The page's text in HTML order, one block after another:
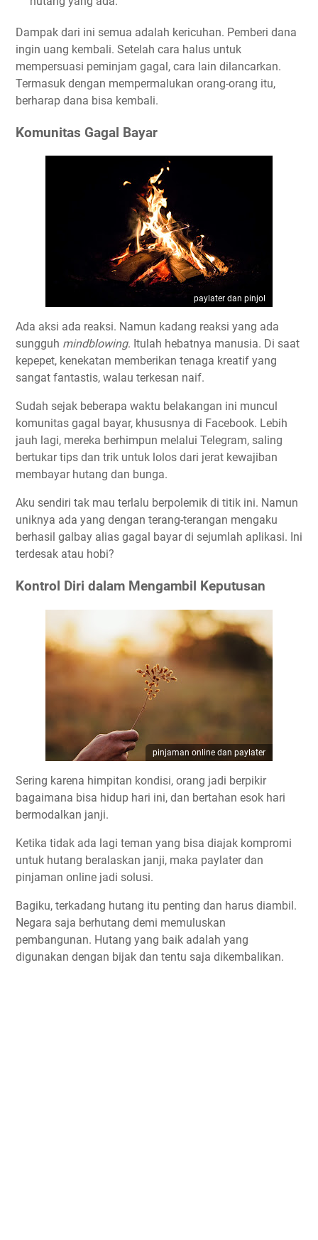
Dampak dari ini semua adalah kericuhan. Pemberi dana
ingin uang kembali. Setelah cara halus untuk
mempersuasi peminjam gagal, cara lain dilancarkan.
Termasuk dengan mempermalukan orang-orang itu,
berharap dana bisa kembali.
Komunitas Gagal Bayar
paylater dan pinjol
Ada aksi ada reaksi. Namun kadang reaksi yang ada
sungguh mindblowing. Itulah hebatnya manusia. Di saat
kepepet, kenekatan memberikan tenaga kreatif yang
sangat fantastis, walau terkesan naif.
Sudah sejak beberapa waktu belakangan ini muncul
komunitas gagal bayar, khususnya di Facebook. Lebih
jauh lagi, mereka berhimpun melalui Telegram, saling
bertukar tips dan trik untuk lolos dari jerat kewajiban
membayar hutang dan bunga.
Aku sendiri tak mau terlalu berpolemik di titik ini. Namun
uniknya ada yang dengan terang-terangan mengaku
berhasil galbay alias gagal bayar di sejumlah aplikasi. Ini
terdesak atau hobi?
Kontrol Diri dalam Mengambil Keputusan
pinjaman online dan paylater
Sering karena himpitan kondisi, orang jadi berpikir
bagaimana bisa hidup hari ini, dan bertahan esok hari
bermodalkan janji.
Ketika tidak ada lagi teman yang bisa diajak kompromi
untuk hutang beralaskan janji, maka paylater dan
pinjaman online jadi solusi.
Bagiku, terkadang hutang itu penting dan harus diambil.
Negara saja berhutang demi memuluskan
pembangunan. Hutang yang baik adalah yang
digunakan dengan bijak dan tentu saja dikembalikan.